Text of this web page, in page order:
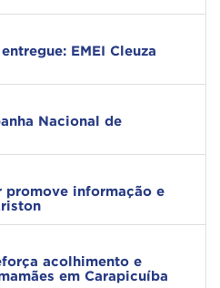
EMEI Cleuza
Nacional de
promove informação e
acolhimento e
em Carapicuíba